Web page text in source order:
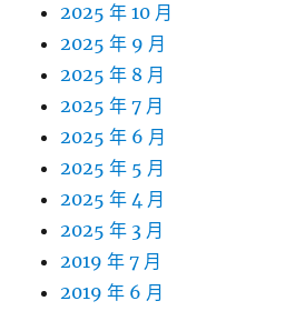
2025 年 10 月
2025 年 9 月
2025 年 8 月
2025 年 7 月
2025 年 6 月
2025 年 5 月
2025 年 4 月
2025 年 3 月
2019 年 7 月
2019 年 6 月